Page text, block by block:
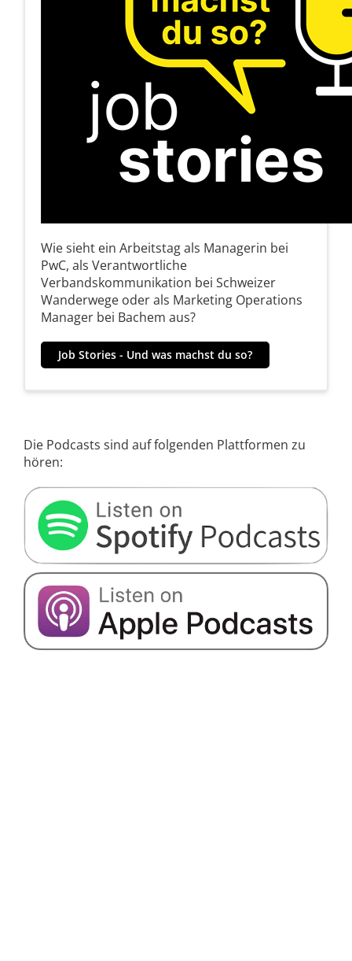
Wie sieht ein Arbeitstag als Managerin bei
PwC, als Verantwortliche
Verbandskommunikation bei Schweizer
Wanderwege oder als Marketing Operations
Manager bei Bachem aus?
Job Stories - Und was machst du so?
Die Podcasts sind auf folgenden Plattformen zu
hören: